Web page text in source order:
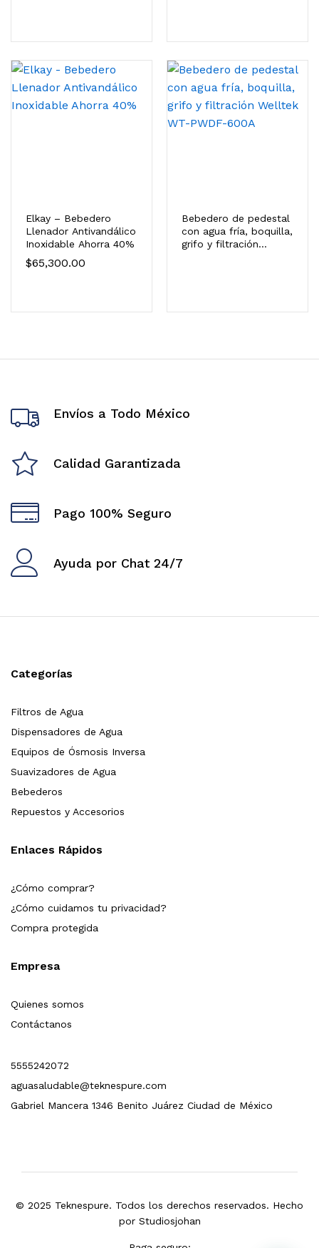
Elkay – Bebedero
Llenador Antivandálico
Inoxidable Ahorra 40%
$65,300.00
Bebedero de pedestal
con agua fría, boquilla,
grifo y filtración
Envíos a Todo México
Calidad Garantizada
Pago 100% Seguro
Ayuda por Chat 24/7
Categorías
Filtros de Agua
Dispensadores de Agua
Equipos de Ósmosis Inversa
Suavizadores de Agua
Bebederos
Repuestos y Accesorios
Enlaces Rápidos
¿Cómo comprar?
¿Cómo cuidamos tu privacidad?
Compra protegida
Empresa
Quienes somos
Contáctanos
5555242072
aguasaludable@teknespure.com
Gabriel Mancera 1346 Benito Juárez Ciudad de México
© 2025 Teknespure. Todos los derechos reservados. Hecho
por Studiosjohan